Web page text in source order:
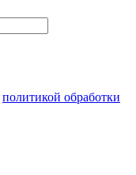
политикой обработки